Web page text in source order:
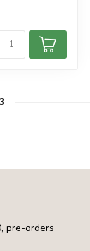
pre-orders